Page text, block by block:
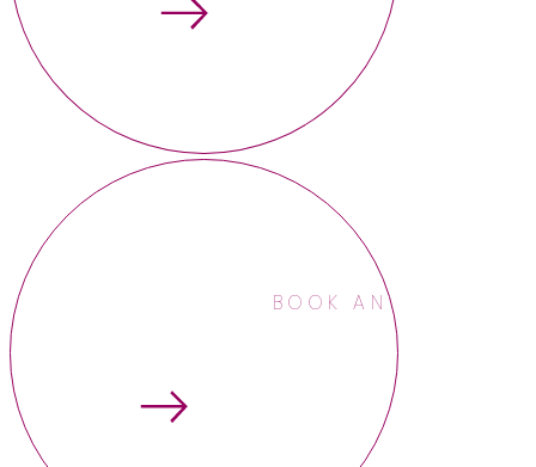
BOOK AN